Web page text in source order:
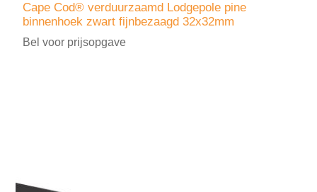
Cape Cod® verduurzaamd Lodgepole pine
binnenhoek zwart fijnbezaagd 32x32mm
Bel voor prijsopgave